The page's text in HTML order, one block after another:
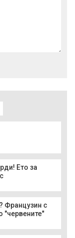
Ето за
Французин с
"червените"